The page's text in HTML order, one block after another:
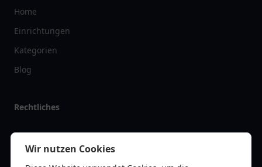
Home
Einrichtungen
Kategorien
Blog
Rechtliches
Impressum
Datenschutz
Wir nutzen Cookies